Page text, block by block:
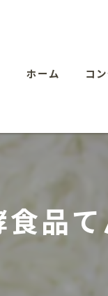
ホーム コ
品